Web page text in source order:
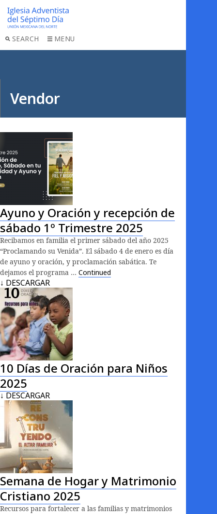
SEARCH MENU
Vendor
Ayuno y Oración y recepción de
sábado 1º Trimestre 2025
Recibamos en familia el primer sábado del año 2025
“Proclamando su Venida”. El sábado 4 de enero es día
de ayuno y oración, y proclamación sabática. Te
dejamos el programa … Continued
↓ DESCARGAR
10 Días de Oración para Niños
2025
↓ DESCARGAR
Semana de Hogar y Matrimonio
Cristiano 2025
Recursos para fortalecer a las familias y matrimonios